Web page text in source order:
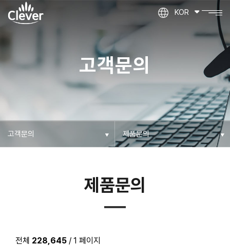
KOR
고객문의
제품문의
전체 228,645 / 1 페이지